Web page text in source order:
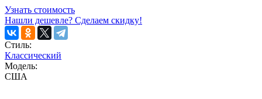
Узнать стоимость
Нашли дешевле? Сделаем скидку!
Стиль:
Классический
Модель:
США